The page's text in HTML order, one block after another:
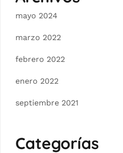
mayo 2024
marzo 2022
febrero 2022
enero 2022
septiembre 2021
Categorías